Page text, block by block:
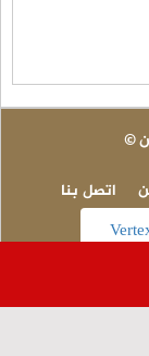
اتصل بنا